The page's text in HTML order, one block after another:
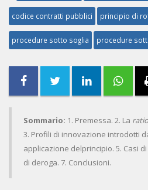
codice contratti pubblici principio di
procedure sotto soglia procedure
Sommario: 1. Premessa. 2. La ratio
3. Profili di innovazione introdotti
applicazione delprincipio. 5. Casi
di deroga. 7. Conclusioni.